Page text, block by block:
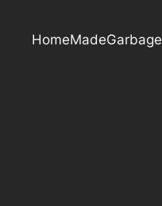
HomeMadeGarbage